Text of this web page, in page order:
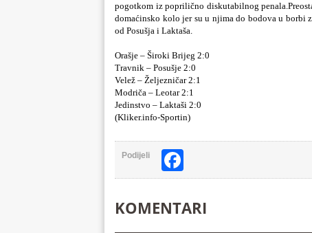
pogotkom iz poprilično diskutabilnog
domaćinsko kolo jer su u njima do bodova u borbi
od Posušja i Laktaša.
Orašje – Široki Brijeg 2:0
Travnik – Posušje 2:0
Velež – Željezničar 2:1
Modriča – Leotar 2:1
Jedinstvo – Laktaši 2:0
(Kliker.info-Sportin)
Podijeli
KOMENTARI